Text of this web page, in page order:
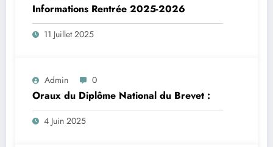
Informations Rentrée 2025-2026
11 Juillet 2025
Admin 0
Oraux du Diplôme National du Brevet :
4 Juin 2025